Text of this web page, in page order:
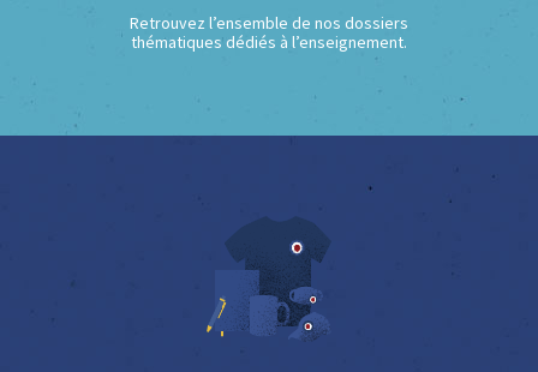
Retrouvez l’ensemble de nos dossiers
thématiques dédiés à l’enseignement.